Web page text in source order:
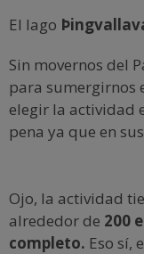
El lago
Sin movernos del
para sumergirnos
elegir la actividad
pena ya que en
Ojo, la actividad
alrededor de 200
completo. Eso sí,